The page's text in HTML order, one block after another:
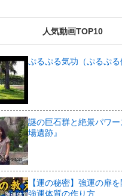
人気動画TOP10
ぷるぷる気功（ぷるぷる
謎の巨石群と絶景パワ
場遺跡』
【運の秘密】強運の扉
強運体質の作り方